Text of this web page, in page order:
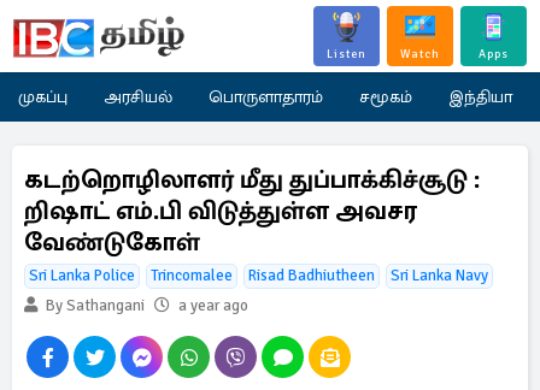
Listen Watch Apps
முகப்பு அரசியல் பொருளாதாரம் சமூகம் இந்தியா
கடற்றொழிலாளர் மீது துப்பாக்கிச்சூடு :
றிஷாட் எம்.பி விடுத்துள்ள அவசர
வேண்டுகோள்
Sri Lanka Police Trincomalee Risad Badhiutheen
Sri Lanka Navy
By Sathangani
a year ago